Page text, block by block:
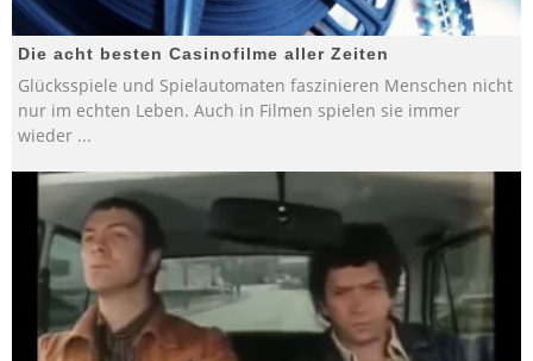
Die acht besten Casinofilme aller Zeiten
Glücksspiele und Spielautomaten faszinieren Menschen nicht
nur im echten Leben. Auch in Filmen spielen sie immer
wieder ...